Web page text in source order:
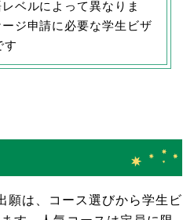
ベルによって異なりま
ジ申請に必要な学生ビザ
す
願は、コース選びから学生ビ